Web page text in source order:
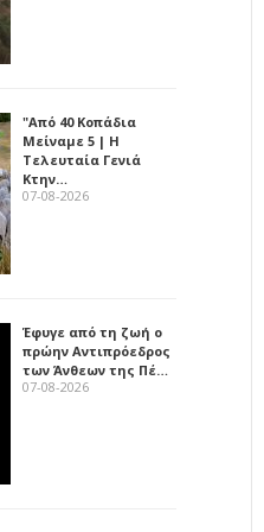
"Από 40 Κοπάδια
Μείναμε 5 | Η
Τελευταία Γενιά
Κτην…
07-08-2026
Έφυγε από τη ζωή ο
πρώην Αντιπρόεδρος
των Άνθεων της Πέ…
07-08-2026